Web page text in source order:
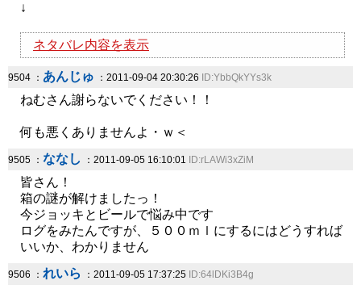
↓
ネタバレ内容を表示
9504 ： あんじゅ ：2011-09-04 20:30:26 ID:YbbQkYYs3k
ねむさん謝らないでください！！
何も悪くありませんよ・ｗ＜
9505 ： ななし ：2011-09-05 16:10:01 ID:rLAWi3xZiM
皆さん！
箱の謎が解けましたっ！
今ジョッキとビールで悩み中です
ログをみたんですが、５００ｍｌにするにはどうすれば
いいか、わかりません
9506 ： れいら ：2011-09-05 17:37:25 ID:64lDKi3B4g